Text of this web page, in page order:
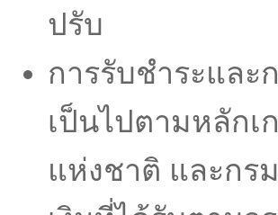
ปรับ
การรับชําระและ
เป็นไปตามหลัก
แห่งชาติ และกร